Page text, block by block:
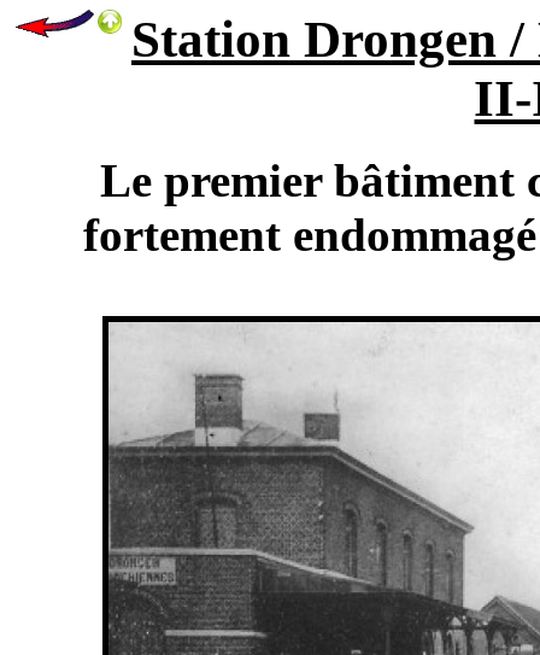
Station Drongen
II-
Le premier bâtiment
fortement